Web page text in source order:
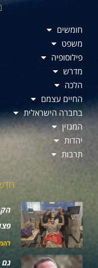
חומשים
משפט
פילוסופיה
מדרש
הלכה
החיים עצמם
בחברה הישראלית
המגזין
יהדות
תרבות
גם